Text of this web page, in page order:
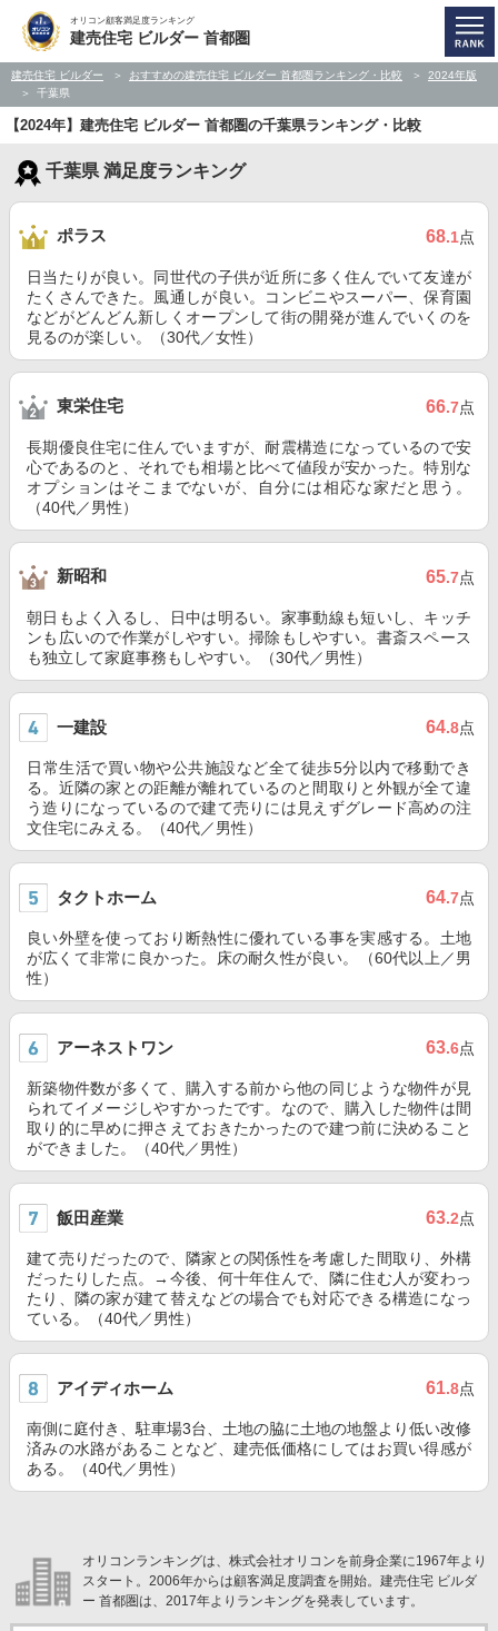
オリコン顧客満足度ランキング
建売住宅 ビルダー 首都圏
建売住宅 ビルダー おすすめの建売住宅 ビルダー 首都圏ランキング・比較
2024年版
千葉県
【2024年】建売住宅 ビルダー 首都圏の千葉県ランキング・比較
千葉県 満足度ランキング
ポラス 68.1点
日当たりが良い。同世代の子供が近所に多く住んでいて友達が
たくさんできた。風通しが良い。コンビニやスーパー、保育園
などがどんどん新しくオープンして街の開発が進んでいくのを
見るのが楽しい。（30代／女性）
東栄住宅 66.7点
長期優良住宅に住んでいますが、耐震構造になっているので安
心であるのと、それでも相場と比べて値段が安かった。特別な
オプションはそこまでないが、自分には相応な家だと思う。
（40代／男性）
新昭和 65.7点
朝日もよく入るし、日中は明るい。家事動線も短いし、キッチ
ンも広いので作業がしやすい。掃除もしやすい。書斎スペース
も独立して家庭事務もしやすい。（30代／男性）
一建設 64.8点
日常生活で買い物や公共施設など全て徒歩5分以内で移動でき
る。近隣の家との距離が離れているのと間取りと外観が全て違
う造りになっているので建て売りには見えずグレード高めの注
文住宅にみえる。（40代／男性）
タクトホーム 64.7点
良い外壁を使っており断熱性に優れている事を実感する。土地
が広くて非常に良かった。床の耐久性が良い。（60代以上／男
性）
アーネストワン 63.6点
新築物件数が多くて、購入する前から他の同じような物件が見
られてイメージしやすかったです。なので、購入した物件は間
取り的に早めに押さえておきたかったので建つ前に決めること
ができました。（40代／男性）
飯田産業 63.2点
建て売りだったので、隣家との関係性を考慮した間取り、外構
だったりした点。→今後、何十年住んで、隣に住む人が変わっ
たり、隣の家が建て替えなどの場合でも対応できる構造になっ
ている。（40代／男性）
アイディホーム 61.8点
南側に庭付き、駐車場3台、土地の脇に土地の地盤より低い改修
済みの水路があることなど、建売低価格にしてはお買い得感が
ある。（40代／男性）
オリコンランキングは、株式会社オリコンを前身企業に1967年より
スタート。2006年からは顧客満足度調査を開始。建売住宅 ビルダ
ー 首都圏は、2017年よりランキングを発表しています。